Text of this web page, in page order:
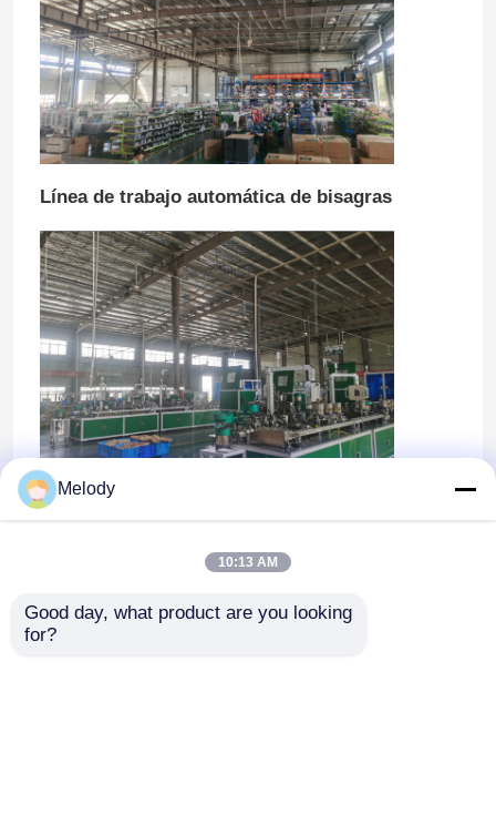
Línea de trabajo automática de bisagras
Cabinet de pared automático colgante bracket
línea de trabajo
Melody
10:13 AM
Good day, what product are you looking
for?